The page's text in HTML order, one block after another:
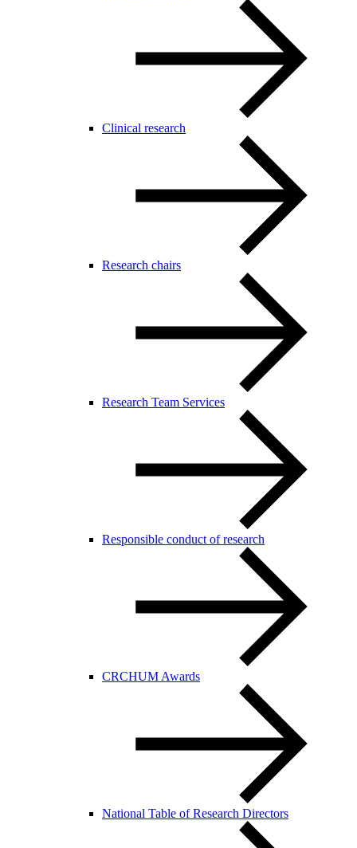
Clinical research
Research chairs
Research Team Services
Responsible conduct of research
CRCHUM Awards
National Table of Research Directors